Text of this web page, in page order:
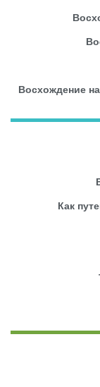
Восхождение
Как